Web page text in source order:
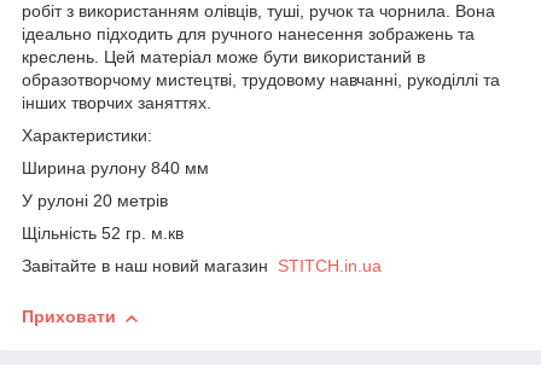
робіт з використанням олівців, туші, ручок та чорнила. Вона
ідеально підходить для ручного нанесення зображень та
креслень. Цей матеріал може бути використаний в
образотворчому мистецтві, трудовому навчанні, рукоділлі та
інших творчих заняттях.
Характеристики:
Ширина рулону 840 мм
У рулоні 20 метрів
Щільність 52 гр. м.кв
Завітайте в наш новий магазин STITCH.in.ua
Приховати